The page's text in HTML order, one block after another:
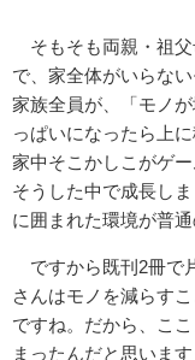
そもそも両親・祖父
で、家全体がいらな
家族全員が、「モノ
っぱいになったら上
家中そこかしこがゲ
そうした中で成長し
に囲まれた環境が普
ですから既刊2冊で
さんはモノを減らす
ですね。だから、こ
まったんだと思いま